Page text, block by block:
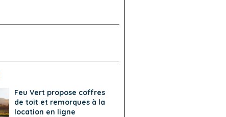
Feu Vert propose coffres
de toit et remorques à la
location en ligne